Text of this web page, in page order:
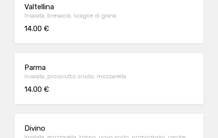
Valtellina
Insalata, bresaola, scaglie di grana
14.00 €
Parma
Insalata, prosciutto crudo, mozzarella
14.00 €
Divino